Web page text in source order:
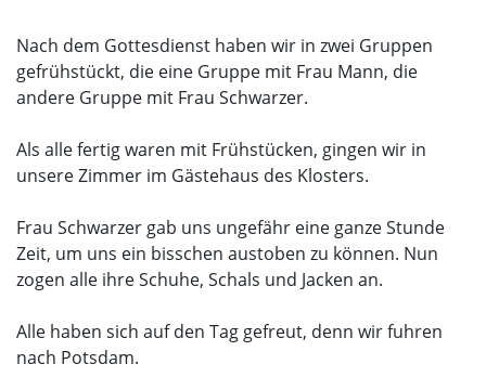
Nach dem Gottesdienst haben wir in zwei Gruppen
gefrühstückt, die eine Gruppe mit Frau Mann, die
andere Gruppe mit Frau Schwarzer.
Als alle fertig waren mit Frühstücken, gingen wir in
unsere Zimmer im Gästehaus des Klosters.
Frau Schwarzer gab uns ungefähr eine ganze Stunde
Zeit, um uns ein bisschen austoben zu können. Nun
zogen alle ihre Schuhe, Schals und Jacken an.
Alle haben sich auf den Tag gefreut, denn wir fuhren
nach Potsdam.